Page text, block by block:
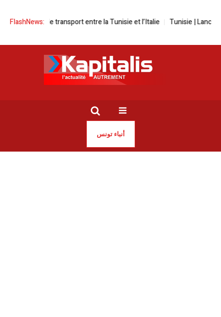
FlashNews:
de transport entre la Tunisie et l’Italie Tunisie | Lancement
أنباء تونس